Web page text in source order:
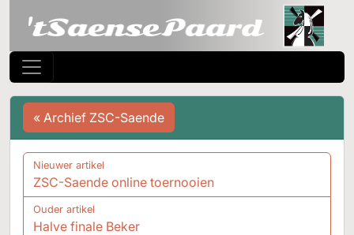
« Archief ZSC-Saende
Nieuwer artikel
ZSC-Saende online toernooien
Ouder artikel
Halve finale Beker